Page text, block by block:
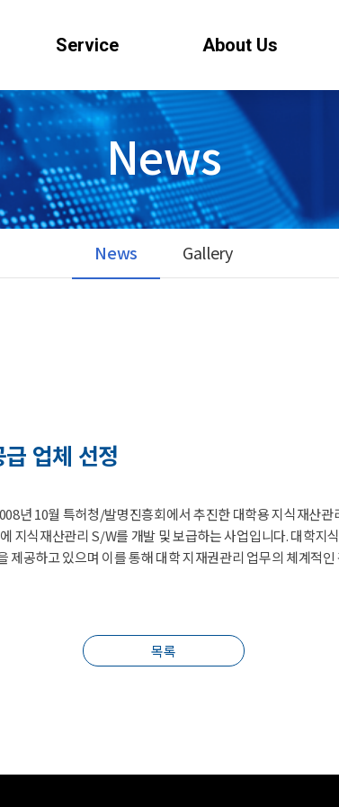
Service About Us
News
News Gallery
업체 선정
년 10월 특허청/발명진흥회에서 추진한 대학용 지식재산
지식재산관리 S/W를 개발 및 보급하는 사업입니다. 대학
공하고 있으며 이를 통해 대학 지재권관리 업무의 체계적
목록